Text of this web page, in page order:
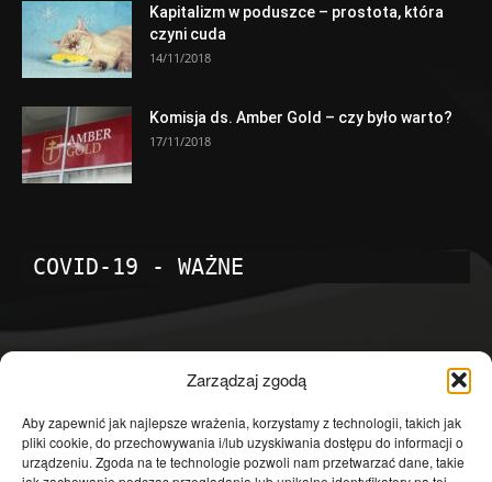
Zarządzaj zgodą
Aby zapewnić jak najlepsze wrażenia, korzystamy z technologii, takich jak
pliki cookie, do przechowywania i/lub uzyskiwania dostępu do informacji o
urządzeniu. Zgoda na te technologie pozwoli nam przetwarzać dane, takie
Kapitalizm w poduszce – prostota, która
czyni cuda
14/11/2018
Komisja ds. Amber Gold – czy było warto?
17/11/2018
COVID-19 - WAŻNE
Temat dnia
4601
Publicystyka
4363